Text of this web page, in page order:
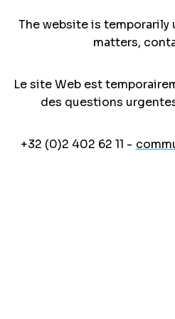
The website is temporarily
matters,
Le site Web est
des questions
+32 (0)2 402 62 11 -